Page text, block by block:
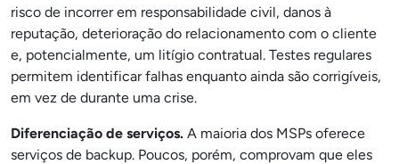
risco de incorrer em responsabilidade civil, danos à
reputação, deterioração do relacionamento com o cliente
e, potencialmente, um litígio contratual. Testes regulares
permitem identificar falhas enquanto ainda são corrigíveis,
em vez de durante uma crise.
Diferenciação de serviços. A maioria dos MSPs oferece
serviços de backup. Poucos, porém, comprovam que eles